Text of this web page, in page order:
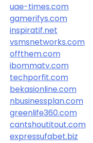
uae-times.com
gamerifys.com
inspiratif.net
vsmsnetworks.com
offthem.com
ibommatv.com
techporfit.com
bekasionline.com
nbusinessplan.com
greenlife360.com
cantshoutitout.com
expressufabet.biz